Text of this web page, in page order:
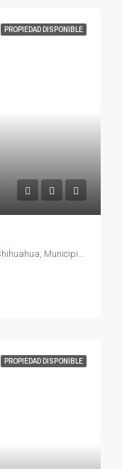
PROPIEDAD DISPONIBLE
Universidad Autónoma de Chihuahua, Chihuahua, Municipio de Chihuahua, Chihuahua, 31125, México
PROPIEDAD DISPONIBLE